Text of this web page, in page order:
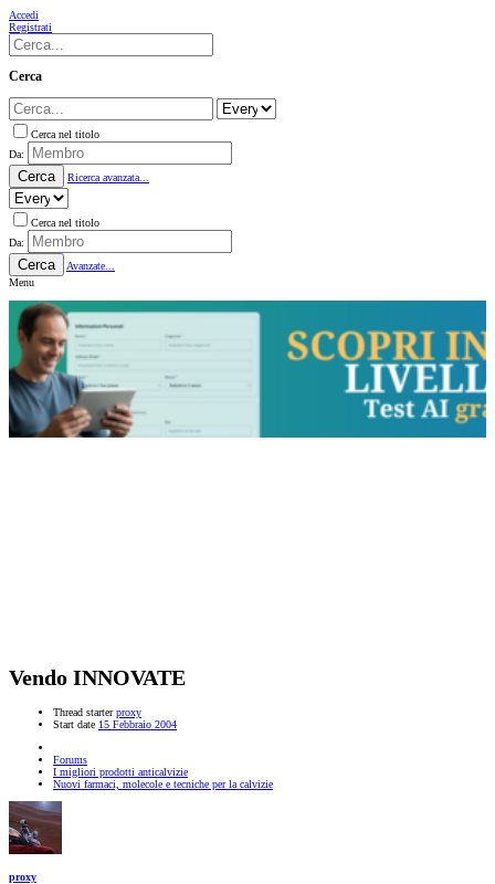
Accedi
Registrati
Cerca
Cerca nel titolo
Da:
Cerca Ricerca avanzata...
Cerca nel titolo
Da:
Cerca
Avanzate...
Menu
Vendo INNOVATE
Thread starter proxy
Start date 15 Febbraio 2004
Forums
I migliori prodotti anticalvizie
Nuovi farmaci, molecole e tecniche per la calvizie
proxy